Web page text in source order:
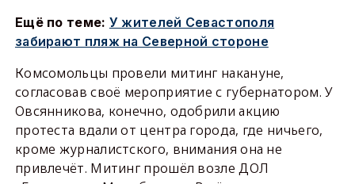
Ещё по теме: У жителей Севастополя
забирают пляж на Северной стороне
Комсомольцы провели митинг накануне,
согласовав своё мероприятие с губернатором. У
Овсянникова, конечно, одобрили акцию
протеста вдали от центра города, где ничьего,
кроме журналистского, внимания она не
привлечёт. Митинг прошёл возле ДОЛ